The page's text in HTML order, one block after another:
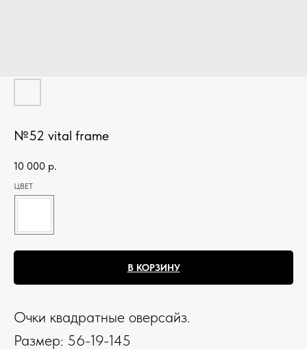
№52 vital frame
10 000 р.
ЦВЕТ
В КОРЗИНУ
Очки квадратные оверсайз.
Размер: 56-19-145